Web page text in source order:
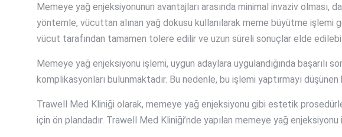
Memeye yağ enjeksiyonunun avantajları arasında minimal invaziv
yöntemle, vücuttan alınan yağ dokusu kullanılarak meme büyütme işlemi
vücut tarafından tamamen tolere edilir ve uzun süreli sonuçlar elde
Memeye yağ enjeksiyonu işlemi, uygun adaylara uygulandığında
komplikasyonları bulunmaktadır. Bu nedenle, bu işlemi yaptırmayı
Trawell Med Kliniği olarak, memeye yağ enjeksiyonu gibi estetik
için ön plandadır. Trawell Med Kliniği’nde yapılan memeye yağ